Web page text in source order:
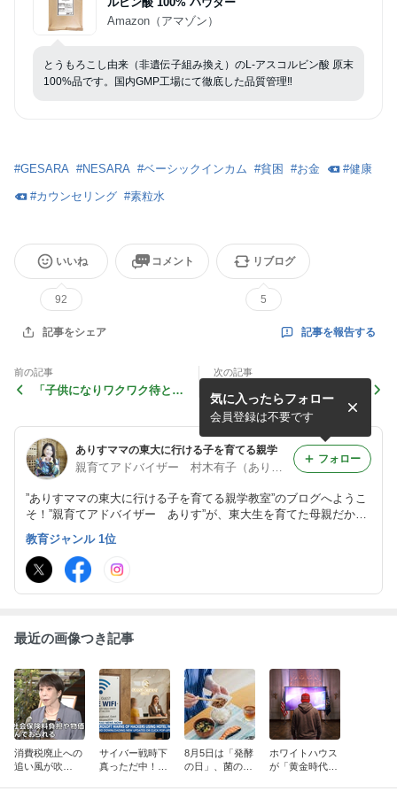
Amazon（アマゾン）
とうもろこし由来（非遺伝子組み換え）のL-アスコルビン酸 原末
100%品です。国内GMP工場にて徹底した品質管理‼️
#GESARA #NESARA #ベーシックインカム #貧困 #お金 #健康
#カウンセリング #素粒水
いいね
92
コメント リブログ
5
記事をシェア 記事を報告する
前の記事
「子供になりワクワク待と
ば』を聴いて驚き！！
次の記事
日本で70年ぶりに金鉱脈が
発見される！まだ見つかって
いない金が日本でも出てく
る！？
ありすママの東大に行ける子を育てる親学
”ありすママの東大に行ける子を育てる親学教室”のブログへようこ
そ！”親育てアドバイザー ありす”が、東大生を育てた母親だから
言える「ありす式親育て法」をお伝えします。子どもの才能、脳
力、能力を伸ばすための親の在り方をお伝えします。
気に入ったらフォロー
会員登録は不要です
フォロー
教育ジャンル 1位
最近の画像つき記事
消費税廃止への
追い風が吹
サイバー戦時下
真っただ中！マ
8月5日は「発酵
の日」、菌の
ホワイトハウス
が「黄金時代へ